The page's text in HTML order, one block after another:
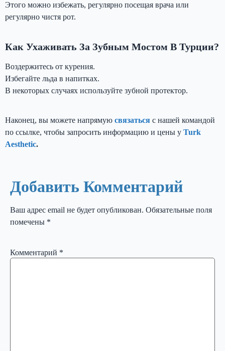
Этого можно избежать, регулярно посещая врача или
регулярно чистя рот.
Как Ухаживать За Зубным Мостом В Турции?
Воздержитесь от курения.
Избегайте льда в напитках.
В некоторых случаях используйте зубной протектор.
Наконец, вы можете напрямую связаться с нашей командой
по ссылке, чтобы запросить информацию и цены у Turk
Aesthetic.
Добавить Комментарий
Ваш адрес email не будет опубликован. Обязательные поля
помечены *
Комментарий *